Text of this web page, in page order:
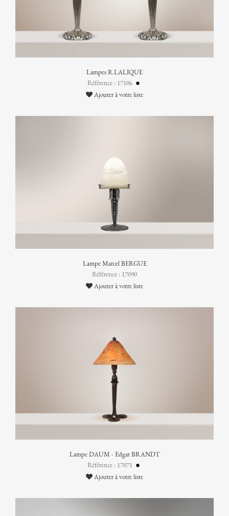
Lampes R.LALIQUE
Référence : 17106
Ajouter à votre liste
Lampe Marcel BERGUE
Référence : 17090
Ajouter à votre liste
Lampe DAUM - Edgar BRANDT
Référence : 17071
Ajouter à votre liste